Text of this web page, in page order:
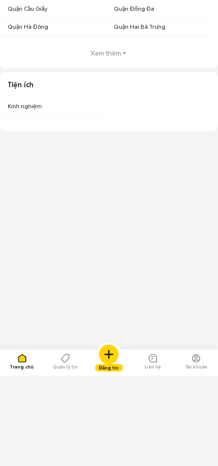
Trang chủ Quản lý tin Đăng tin Liên hệ Tài khoản
Quận Cầu Giấy Quận Đống Đa
Quận Hà Đông Quận Hai Bà Trưng
Xem thêm
Tiện ích
Kinh nghiệm